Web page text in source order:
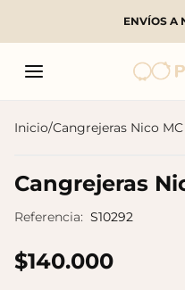
ENVÍOS A
Inicio/Cangrejeras Nico MC
Cangrejeras
Referencia: S10292
$140.000
Productos populares